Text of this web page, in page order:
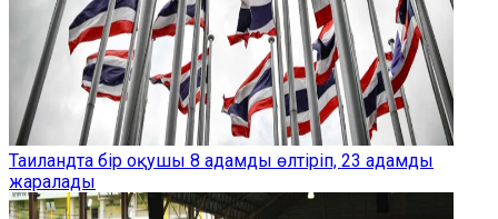
Таиландта бір оқушы 8 адамды өлтіріп, 23 адамды
жаралады